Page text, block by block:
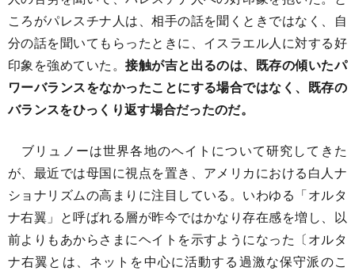
ころがパレスチナ人は、相手の話を聞くときではなく、自
分の話を聞いてもらったときに、イスラエル人に対する好
印象を強めていた。接触が吉と出るのは、既存の傾いたパ
ワーバランスをなかったことにする場合ではなく、既存の
バランスをひっくり返す場合だったのだ。
ブリュノーは世界各地のヘイトについて研究してきた
が、最近では母国に視点を置き、アメリカにおける白人ナ
ショナリズムの高まりに注目している。いわゆる「オルタ
ナ右翼」と呼ばれる層が昨今ではかなり存在感を増し、以
前よりもあからさまにヘイトを示すようになった〔オルタ
ナ右翼とは、ネットを中心に活動する過激な保守派のこ